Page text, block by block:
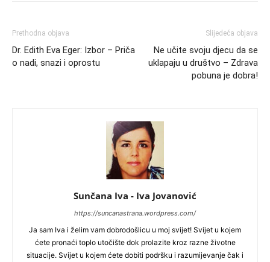
Prethodna objava
Dr. Edith Eva Eger: Izbor – Priča
o nadi, snazi i oprostu
Slijedeća objava
Ne učite svoju djecu da se
uklapaju u društvo – Zdrava
pobuna je dobra!
Sunčana Iva - Iva Jovanović
https://suncanastrana.wordpress.com/
Ja sam Iva i želim vam dobrodošlicu u moj svijet! Svijet u kojem
ćete pronaći toplo utočište dok prolazite kroz razne životne
situacije. Svijet u kojem ćete dobiti podršku i razumijevanje čak i